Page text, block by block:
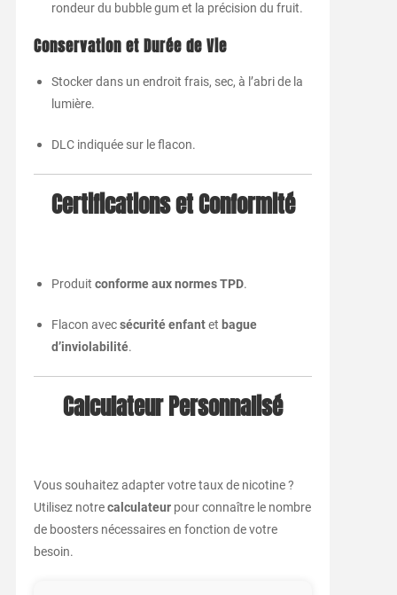
rondeur du bubble gum et la précision du fruit.
Conservation et Durée de Vie
Stocker dans un endroit frais, sec, à l’abri de la
lumière.
DLC indiquée sur le flacon.
Certifications et Conformité
Produit conforme aux normes TPD.
Flacon avecsécurité enfantet bague
d’inviolabilité.
Calculateur Personnalisé
Vous souhaitez adapter votre taux de nicotine ?
Utilisez notrecalculateurpour connaître le nombre
de boosters nécessaires en fonction de votre
besoin.